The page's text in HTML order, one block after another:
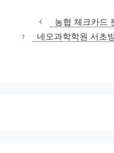
농협 체크카드
네오과학학원 서초